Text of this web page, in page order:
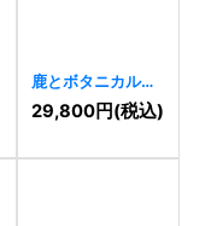
鹿とボタニカルが
織りなす優雅な自
然派ロゴ [ 11347]
29,800円(税込)